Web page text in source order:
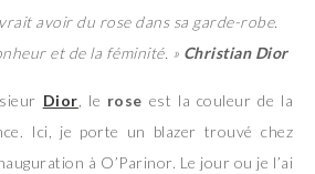
avoir du rose dans sa garde-robe.
et de la féminité. » Christian Dior
Dior, le rose est la couleur de la
Ici, je porte un blazer trouvé chez
à O’Parinor. Le jour ou je l’ai